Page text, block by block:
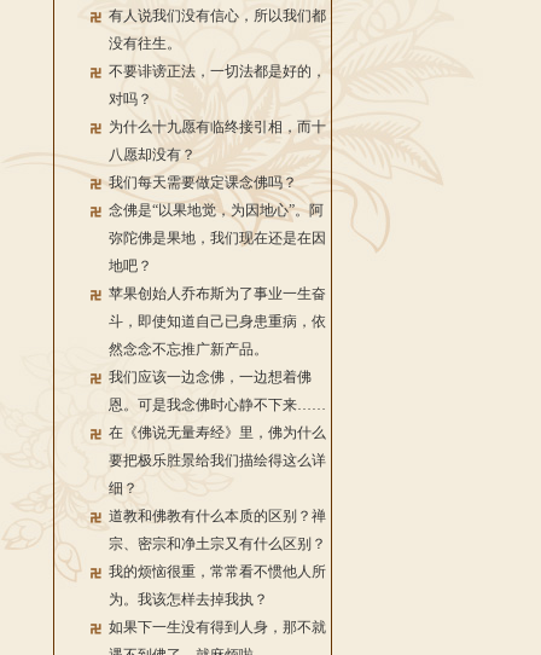
有人说我们没有信心，所以我们都
没有往生。
不要诽谤正法，一切法都是好的，
对吗？
为什么十九愿有临终接引相，而十
八愿却没有？
我们每天需要做定课念佛吗？
念佛是“以果地觉，为因地心”。阿
弥陀佛是果地，我们现在还是在因
地吧？
苹果创始人乔布斯为了事业一生奋
斗，即使知道自己已身患重病，依
然念念不忘推广新产品。
我们应该一边念佛，一边想着佛
恩。可是我念佛时心静不下来……
在《佛说无量寿经》里，佛为什么
要把极乐胜景给我们描绘得这么详
细？
道教和佛教有什么本质的区别？禅
宗、密宗和净土宗又有什么区别？
我的烦恼很重，常常看不惯他人所
为。我该怎样去掉我执？
如果下一生没有得到人身，那不就